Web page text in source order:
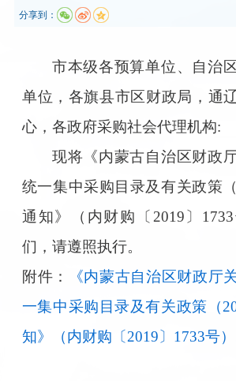
分享到：
市本级各预算单位、自治
单位，各旗县市区财政局，通
心，各政府采购社会代理机构:
现将《内蒙古自治区财政
统一集中采购目录及有关政策
通知》（内财购〔2019〕
们，请遵照执行。
附件：
《内蒙古自治区财政厅
一集中采购目录及有关政策（
知》（内财购〔2019〕1733号